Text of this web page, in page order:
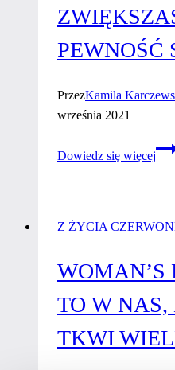
PEWNOŚĆ
PrzezKamila
września 2021
Dowiedz się więcej
Jak
Z ŻYCIA
WOMAN’S
TO W
TKWI